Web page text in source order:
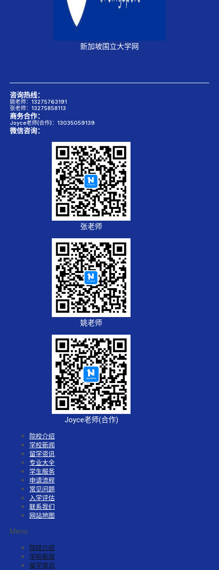
新加坡国立大学网
咨询热线：
姚老师：13275763191
张老师：13275858113
商务合作：
Joyce老师(合作)：13035059139
微信咨询：
张老师
姚老师
Joyce老师(合作)
院校介绍
学校新闻
留学资讯
专业大全
学生服务
申请流程
常见问题
入学评估
联系我们
网站地图
Menu
院校介绍
学校新闻
留学资讯